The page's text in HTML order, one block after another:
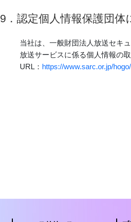
9．認定個人情報保護団体
当社は、一般財団法人放送セキ
放送サービスに係る個人情報の
URL： https://www.sarc.or.jp/